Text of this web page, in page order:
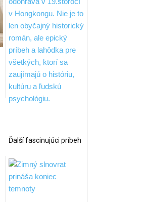
Ďalší fascinujúci príbeh
od autora svetového
bestsellera Šogún